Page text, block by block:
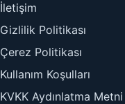
İletişim
Gizlilik Politikası
Çerez Politikası
Kullanım Koşulları
KVKK Aydınlatma Metni